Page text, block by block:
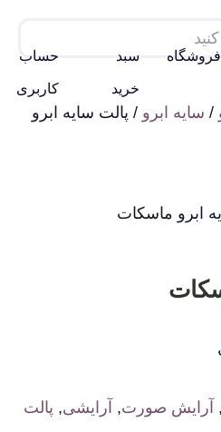
فروشگاه سبد
خرید
حساب
کاربری
/ سایه ابرو / پالت سایه ابرو
, آرایش صورت, آرایشی, پالت